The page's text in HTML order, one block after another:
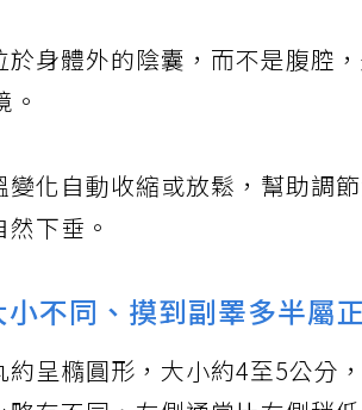
於身體外的陰囊，而不是腹腔
變化自動收縮或放鬆，幫助調
下垂。
不同、摸到副睪多半屬
約呈橢圓形，大小約4至5公分